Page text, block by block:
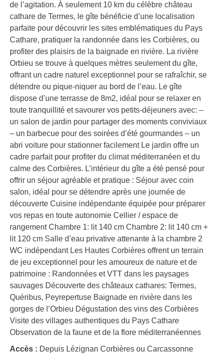
de l’agitation. À seulement 10 km du célèbre château
cathare de Termes, le gîte bénéficie d’une localisation
parfaite pour découvrir les sites emblématiques du Pays
Cathare, pratiquer la randonnée dans les Corbières, ou
profiter des plaisirs de la baignade en rivière. La rivière
Orbieu se trouve à quelques mètres seulement du gîte,
offrant un cadre naturel exceptionnel pour se rafraîchir, se
détendre ou pique-niquer au bord de l’eau. Le gîte
dispose d’une terrasse de 8m2, idéal pour se relaxer en
toute tranquillité et savourer vos petits-déjeuners avec: –
un salon de jardin pour partager des moments conviviaux
– un barbecue pour des soirées d’été gourmandes – un
abri voiture pour stationner facilement Le jardin offre un
cadre parfait pour profiter du climat méditerranéen et du
calme des Corbières. L’intérieur du gîte a été pensé pour
offrir un séjour agréable et pratique : Séjour avec coin
salon, idéal pour se détendre après une journée de
découverte Cuisine indépendante équipée pour préparer
vos repas en toute autonomie Cellier / espace de
rangement Chambre 1: lit 140 cm Chambre 2: lit 140 cm +
lit 120 cm Salle d’eau privative attenante à la chambre 2
WC indépendant Les Hautes Corbières offrent un terrain
de jeu exceptionnel pour les amoureux de nature et de
patrimoine : Randonnées et VTT dans les paysages
sauvages Découverte des châteaux cathares: Termes,
Quéribus, Peyrepertuse Baignade en rivière dans les
gorges de l’Orbieu Dégustation des vins des Corbières
Visite des villages authentiques du Pays Cathare
Observation de la faune et de la flore méditerranéennes
Accès : Depuis Lézignan Corbières ou Carcassonne